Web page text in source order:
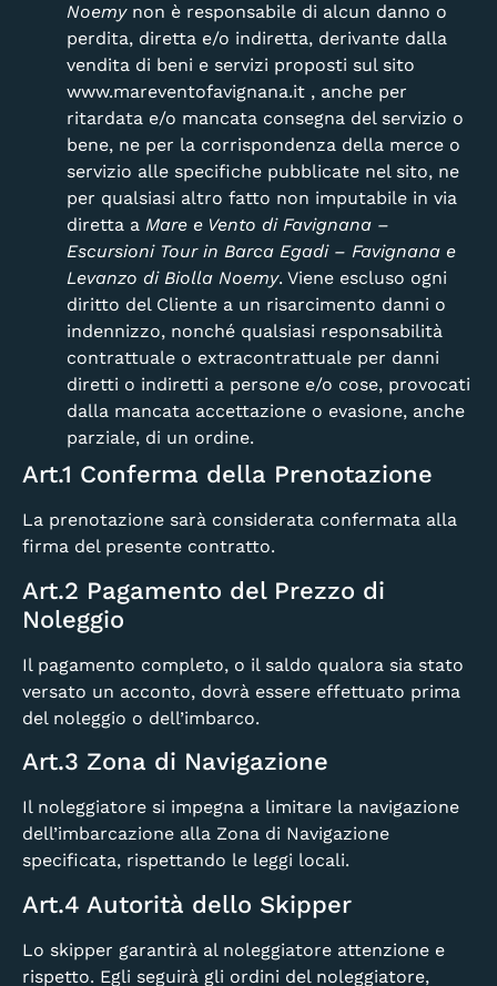
Noemynon è responsabile di alcun danno o
perdita, diretta e/o indiretta, derivante dalla
vendita di beni e servizi proposti sul sito
www.mareventofavignana.it , anche per
ritardata e/o mancata consegna del servizio o
bene, ne per la corrispondenza della merce o
servizio alle specifiche pubblicate nel sito, ne
per qualsiasi altro fatto non imputabile in via
diretta a Mare e Vento di Favignana –
Escursioni Tour in Barca Egadi – Favignana e
Levanzo di Biolla Noemy. Viene escluso ogni
diritto del Cliente a un risarcimento danni o
indennizzo, nonché qualsiasi responsabilità
contrattuale o extracontrattuale per danni
diretti o indiretti a persone e/o cose, provocati
dalla mancata accettazione o evasione, anche
parziale, di un ordine.
Art.1 Conferma della Prenotazione
La prenotazione sarà considerata confermata alla
firma del presente contratto.
Art.2 Pagamento del Prezzo di
Noleggio
Il pagamento completo, o il saldo qualora sia stato
versato un acconto, dovrà essere effettuato prima
del noleggio o dell’imbarco.
Art.3 Zona di Navigazione
Il noleggiatore si impegna a limitare la navigazione
dell’imbarcazione alla Zona di Navigazione
specificata, rispettando le leggi locali.
Art.4 Autorità dello Skipper
Lo skipper garantirà al noleggiatore attenzione e
rispetto. Egli seguirà gli ordini del noleggiatore,